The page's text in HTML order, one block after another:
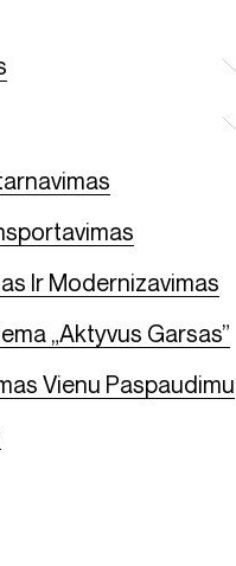
Ir Modernizavimas
„Aktyvus Garsas”
Vienu Paspaudimu